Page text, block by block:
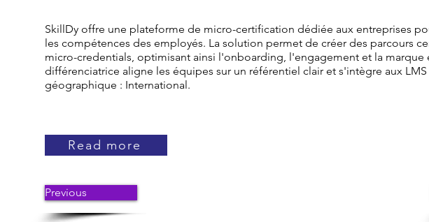
SkillDy offre une plateforme de micro-certification dédiée aux entreprises
les compétences des employés. La solution permet de créer des parcours
micro-credentials, optimisant ainsi l'onboarding, l'engagement et la marque
différenciatrice aligne les équipes sur un référentiel clair et s'intègre aux LMS
géographique : International.
Read more
Previous